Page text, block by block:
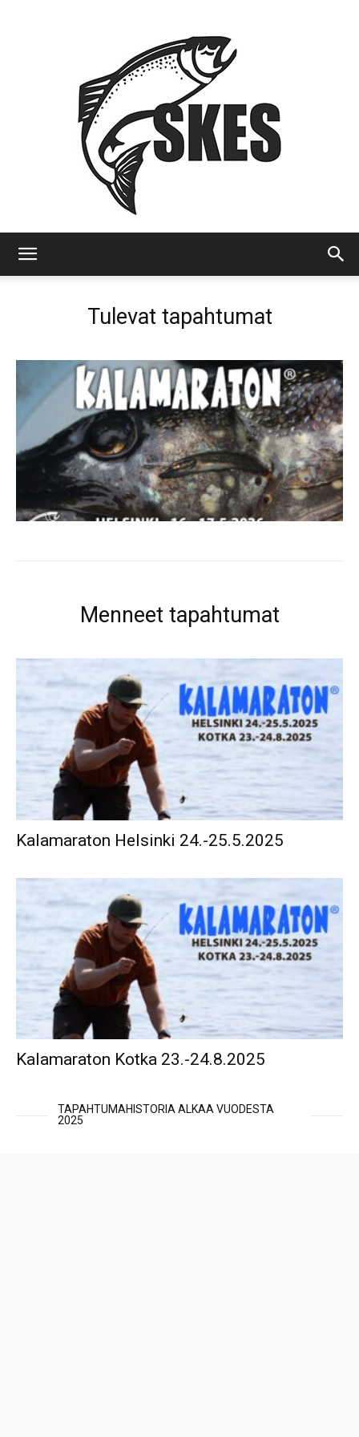
Tulevat tapahtumat
Menneet tapahtumat
Kalamaraton Helsinki 24.-25.5.2025
Kalamaraton Kotka 23.-24.8.2025
TAPAHTUMAHISTORIA ALKAA VUODESTA
2025